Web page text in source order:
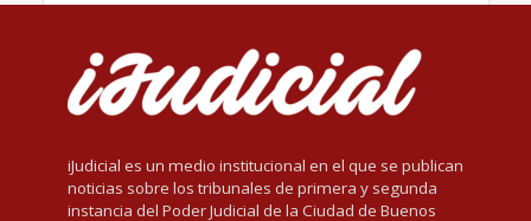
iJudicial es un medio institucional en el que se publican
noticias sobre los tribunales de primera y segunda
instancia del Poder Judicial de la Ciudad de Buenos